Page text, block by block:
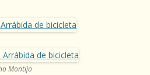
Montijo